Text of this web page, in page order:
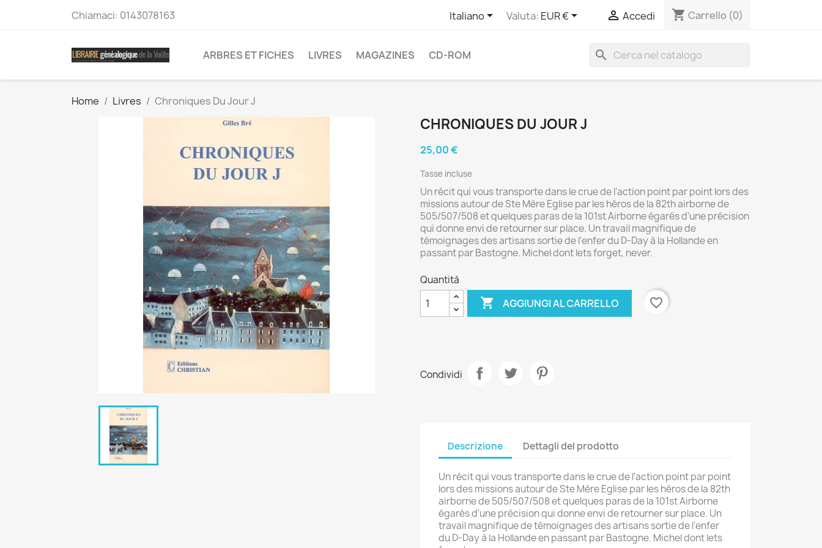
Chiamaci: 0143078163 Italiano Valuta: EUR €  Accedi shopping_cart Carrello (0)
ARBRES ET FICHES LIVRES MAGAZINES CD-ROM search
Home Livres Chroniques Du Jour J
CHRONIQUES DU JOUR J
25,00 €
Tasse incluse
Un récit qui vous transporte dans le crue de l'action point par point lors des
missions autour de Ste Mère Eglise par les héros de la 82th airborne de
505/507/508 et quelques paras de la 101st Airborne égarés d'une précision
qui donne envi de retourner sur place. Un travail magnifique de
témoignages des artisans sortie de l'enfer du D-Day à la Hollande en
passant par Bastogne. Michel dont lets forget, never.
Quantità
 AGGIUNGI AL CARRELLO favorite_border
Condividi
Descrizione Dettagli del prodotto
Un récit qui vous transporte dans le crue de l'action point par point
lors des missions autour de Ste Mère Eglise par les héros de la 82th
airborne de 505/507/508 et quelques paras de la 101st Airborne
égarés d'une précision qui donne envi de retourner sur place. Un
travail magnifique de témoignages des artisans sortie de l'enfer
du D-Day à la Hollande en passant par Bastogne. Michel dont lets